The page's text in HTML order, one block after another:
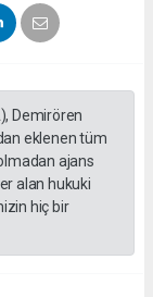
Demirören
eklenen tüm
ajans
alan hukuki
hiç bir